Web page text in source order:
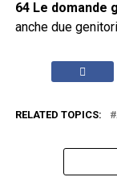
64 Le domande
anche due
RELATED TOPICS: